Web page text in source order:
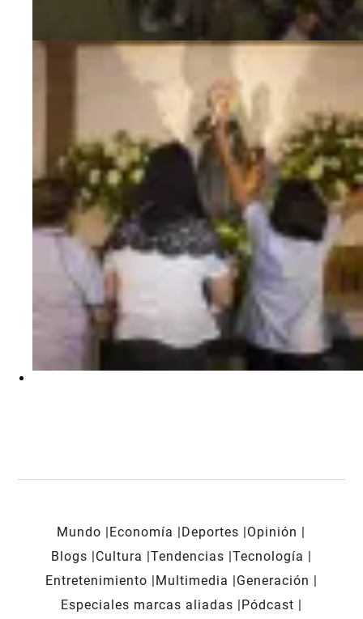
Mundo Economía Deportes
Opinión
Blogs
Cultura Tendencias Tecnología
Entretenimiento
Multimedia
Generación
Especiales marcas aliadas
Pódcast